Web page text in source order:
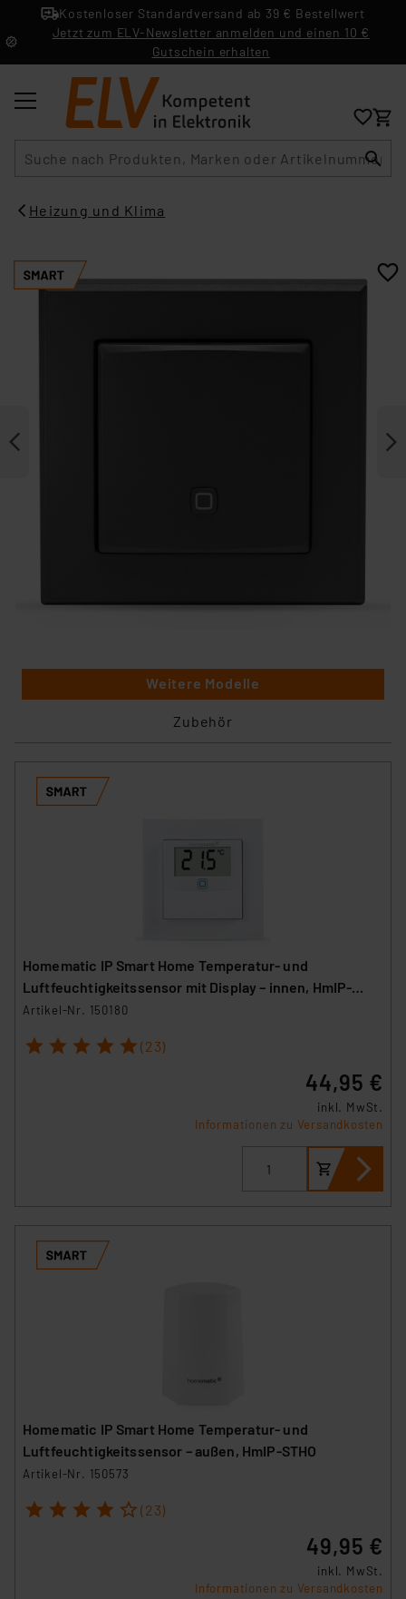
Kostenloser Standardversand ab 39 € Bestellwert
Jetzt zum ELV-Newsletter anmelden und einen 10 €
Gutschein erhalten
Heizung und Klima
Weitere Modelle
Zubehör
Homematic IP Smart Home Temperatur- und
Luftfeuchtigkeitssensor mit Display – innen, HmIP-
STHD
Artikel-Nr. 150180
1 2 3 4 5 (23)
44,95 €
inkl. MwSt.
Informationen zu Versandkosten
Homematic IP Smart Home Temperatur- und
Luftfeuchtigkeitssensor – außen, HmIP-STHO
Artikel-Nr. 150573
1 2 3 4 5 (23)
49,95 €
inkl. MwSt.
Informationen zu Versandkosten